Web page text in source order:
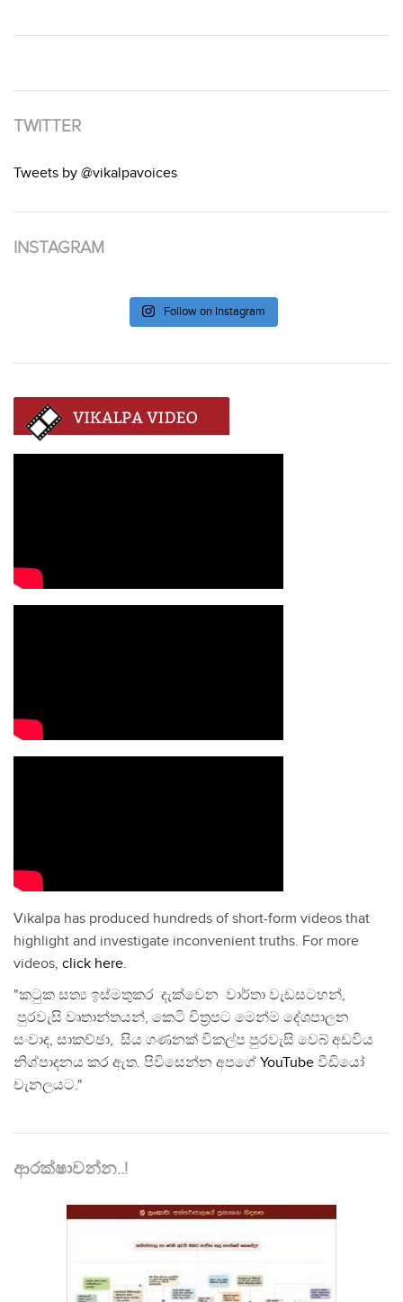
TWITTER
Tweets by @vikalpavoices
INSTAGRAM
Follow on Instagram
Vikalpa has produced hundreds of short-form videos that
highlight and investigate inconvenient truths. For more
videos, click here.
"කටුක සත්‍ය ඉස්මතුකර දැක්වෙන වාර්තා වැඩසටහන්,
පුරවැසි වෘතාන්තයන්, කෙටි චිත්‍රපට මෙන්ම දේශපාලන
සංවාද, සාකච්ඡා, සිය ගණනක් විකල්ප පුරවැසි වෙබ් අඩවිය
නිශ්පාදනය කර ඇත. පිවිසෙන්න අපගේ YouTube වීඩියෝ
චැනලයට."
ආරක්ෂාවන්න..!